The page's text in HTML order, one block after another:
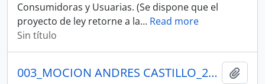
Consumidoras y Usuarias. (Se dispone que el
proyecto de ley retorne a la… Read more
Sin título
003_MOCION ANDRES CASTILLO_21-05-25 SESION No 003-AN-2025-2029_21-05-25SESION DEL PLENO N 003 ASAMBLEA NACIONAL 2025-2027